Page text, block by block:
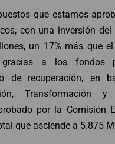
que estamos
con una inversión
un 17% más que el
a los fondos
de recuperación, en
Transformación
por la Comisión
que asciende a 5.875